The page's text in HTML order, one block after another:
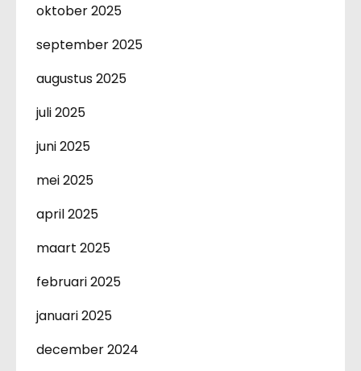
oktober 2025
september 2025
augustus 2025
juli 2025
juni 2025
mei 2025
april 2025
maart 2025
februari 2025
januari 2025
december 2024